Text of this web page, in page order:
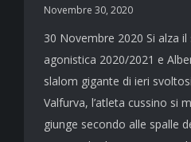
Novembre 30, 2020
30 Novembre 2020 Si alza
agonistica 2020/2021 e
slalom gigante di ieri
Valfurva, l’atleta cussino si
giunge secondo alle spalle